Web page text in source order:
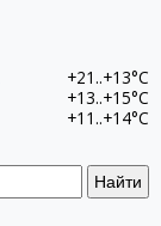
Найти
+21..+13°C
+13..+15°C
+11..+14°C